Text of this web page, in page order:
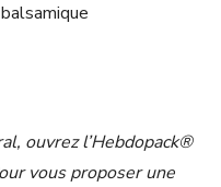
ouvrez l’Hebdopack®
vous proposer une